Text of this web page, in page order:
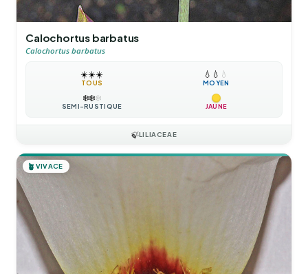
Calochortus barbatus
Calochortus barbatus
☀️☀️☀️
TOUS
💧 💧 💧
MOYEN
❄️❄️❄️
SEMI-RUSTIQUE JAUNE
🍃LILIACEAE
🪴 VIVACE